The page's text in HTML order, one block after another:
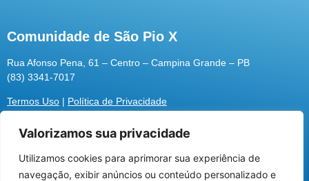
Utilizamos cookies para oferecer melhor
experiência, melhorar o desempenho, analisar
Valorizamos sua privacidade
Utilizamos cookies para aprimorar sua experiência de
navegação, exibir anúncios ou conteúdo personalizado e
Comunidade de São Pio X
Rua Afonso Pena, 61 – Centro – Campina Grande – PB
(83) 3341-7017
Termos Uso | Política de Privacidade